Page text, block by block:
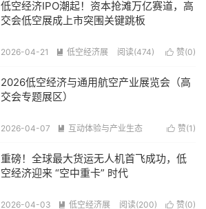
低空经济IPO潮起！资本抢滩万亿赛道，高
交会低空展成上市突围关键跳板
 赞(0)
2026-04-21  低空经济展 阅读(474)
2026低空经济与通用航空产业展览会（高
交会专题展区）
 赞(1 )
2026-04-07 
互动体验与产业生态
重磅！全球最大货运无人机首飞成功，低
空经济迎来 “空中重卡” 时代
 赞(0)
2026-04-03  低空经济展 阅读(200)